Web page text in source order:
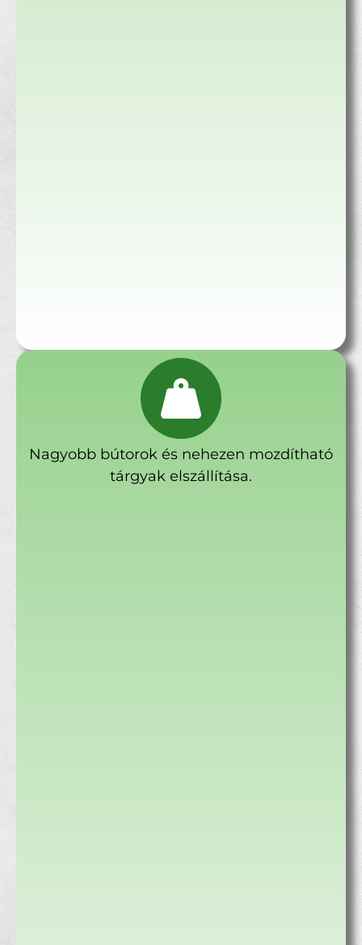
Nagyobb bútorok és nehezen mozdítható
tárgyak elszállítása.